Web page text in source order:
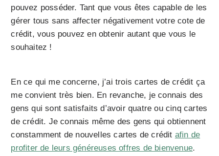
pouvez posséder. Tant que vous êtes capable de les
gérer tous sans affecter négativement votre cote de
crédit, vous pouvez en obtenir autant que vous le
souhaitez !
En ce qui me concerne, j’ai trois cartes de crédit ça
me convient très bien. En revanche, je connais des
gens qui sont satisfaits d’avoir quatre ou cinq cartes
de crédit. Je connais même des gens qui obtiennent
constamment de nouvelles cartes de crédit afin de
profiter de leurs généreuses offres de bienvenue.